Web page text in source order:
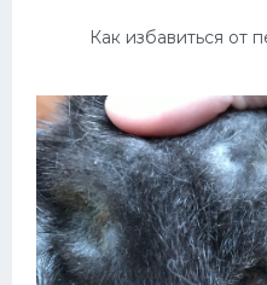
Как избавиться от